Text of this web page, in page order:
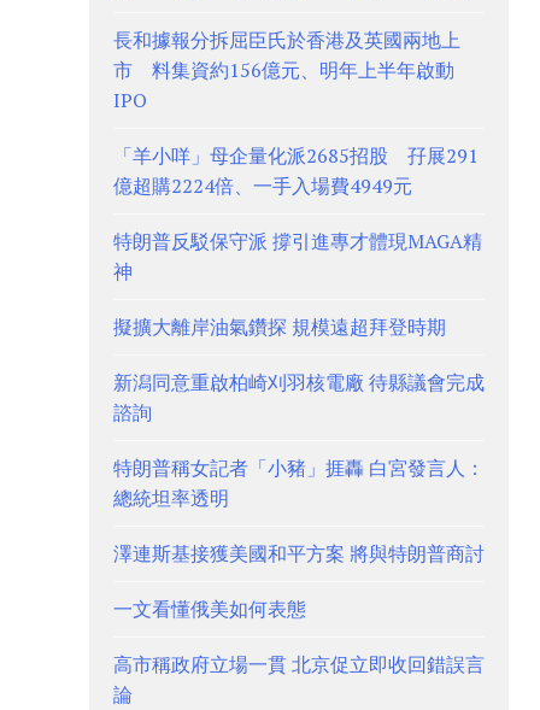
長和據報分拆屈臣氏於香港及英國兩地上
市 料集資約156億元、明年上半年啟動
IPO
「羊小咩」母企量化派2685招股 孖展291
億超購2224倍、一手入場費4949元
特朗普反駁保守派 撐引進專才體現MAGA精
神
擬擴大離岸油氣鑽探 規模遠超拜登時期
新潟同意重啟柏崎刈羽核電廠 待縣議會完成
諮詢
特朗普稱女記者「小豬」捱轟 白宮發言人：
總統坦率透明
澤連斯基接獲美國和平方案 將與特朗普商討
一文看懂俄美如何表態
高市稱政府立場一貫 北京促立即收回錯誤言
論